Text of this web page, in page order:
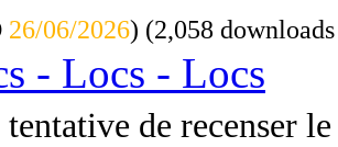
26/06/2026) (2,058
- Locs - Locs
tentative de recenser